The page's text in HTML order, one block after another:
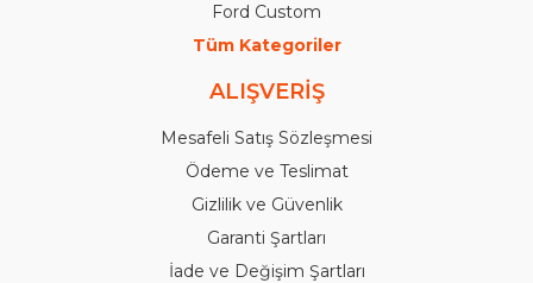
Ford Custom
Tüm Kategoriler
ALIŞVERİŞ
Mesafeli Satış Sözleşmesi
Ödeme ve Teslimat
Gizlilik ve Güvenlik
Garanti Şartları
İade ve Değişim Şartları